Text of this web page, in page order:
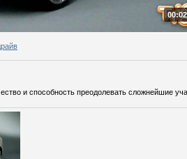
и способность преодолевать сложнейшие